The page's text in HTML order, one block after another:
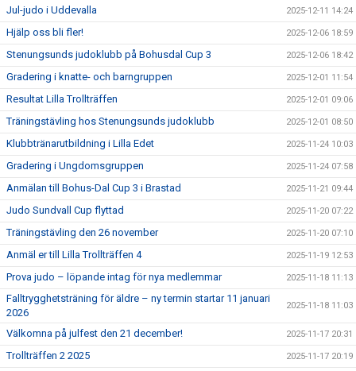
Jul-judo i Uddevalla 2025-12-11 14:24
Hjälp oss bli fler! 2025-12-06 18:59
Stenungsunds judoklubb på Bohusdal Cup 3 2025-12-06 18:42
Gradering i knatte- och barngruppen 2025-12-01 11:54
Resultat Lilla Trollträffen 2025-12-01 09:06
Träningstävling hos Stenungsunds judoklubb 2025-12-01 08:50
Klubbtränarutbildning i Lilla Edet 2025-11-24 10:03
Gradering i Ungdomsgruppen 2025-11-24 07:58
Anmälan till Bohus-Dal Cup 3 i Brastad 2025-11-21 09:44
Judo Sundvall Cup flyttad 2025-11-20 07:22
Träningstävling den 26 november 2025-11-20 07:10
Anmäl er till Lilla Trollträffen 4 2025-11-19 12:53
Prova judo – löpande intag för nya medlemmar 2025-11-18 11:13
Falltrygghetsträning för äldre – ny termin startar 11 januari
2026
2025-11-18 11:03
Välkomna på julfest den 21 december! 2025-11-17 20:31
Trollträffen 2 2025 2025-11-17 20:19